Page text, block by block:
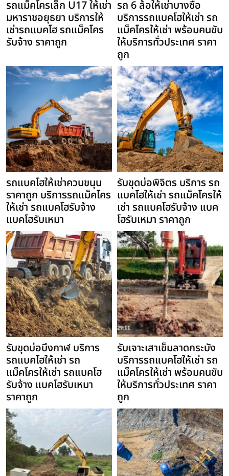
รถแม็คโครเล็ก U17 ให้เช่า
มหาราชอยุธยา บริการให้
เช่ารถแบคโฮ รถแม็คโคร
รับจ้าง ราคาถูก
รถ 6 ล้อให้เช่าบางซื่อ
บริการรถแบคโฮให้เช่า รถ
แม็คโครให้เช่า พร้อมคนขับ
ให้บริการทั่วประเทศ ราคา
ถูก
รถแบคโฮให้เช่าควนขนุน
ราคาถูก บริการรถแม็คโคร
ให้เช่า รถแบคโฮรับจ้าง
แบคโฮรับเหมา
รับขุดบ่อพิจิตร บริการ รถ
แบคโฮให้เช่า รถแม็คโครให้
เช่า รถแบคโฮรับจ้าง แบค
โฮรับเหมา ราคาถูก
รับขุดบ่อบึงกาฬ บริการ
รถแบคโฮให้เช่า รถ
แม็คโครให้เช่า รถแบคโฮ
รับจ้าง แบคโฮรับเหมา
ราคาถูก
รับเจาะเสาเข็มลาดกระบัง
บริการรถแบคโฮให้เช่า รถ
แม็คโครให้เช่า พร้อมคนขับ
ให้บริการทั่วประเทศ ราคา
ถูก